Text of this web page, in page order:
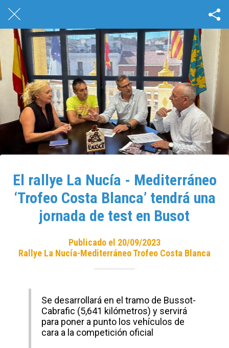
El rallye La Nucía - Mediterráneo
‘Trofeo Costa Blanca’ tendrá una
jornada de test en Busot
Publicado el 20/09/2023
Rallye La Nucía-Mediterráneo Trofeo Costa Blanca
Se desarrollará en el tramo de Bussot-
Cabrafic (5,641 kilómetros) y servirá
para poner a punto los vehículos de
cara a la competición oficial